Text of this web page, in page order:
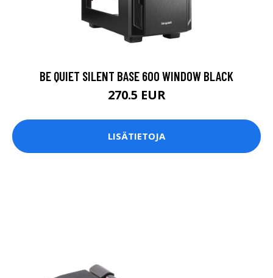
BE QUIET SILENT BASE 600 WINDOW BLACK
270.5 EUR
LISÄTIETOJA